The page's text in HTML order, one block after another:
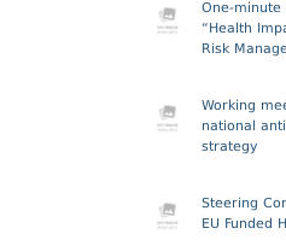
One-
“Health
Risk
Working
national
strategy
Steering
EU Funded